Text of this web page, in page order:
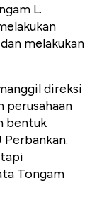
L.
melakukan
direksi
perusahaan
bentuk
Tongam